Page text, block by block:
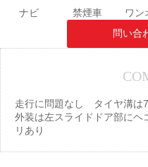
ナビ 禁煙車 ワン
問い合
走行に問題なし タイヤ溝は7
外装は左スライドドア部にヘ
リあり